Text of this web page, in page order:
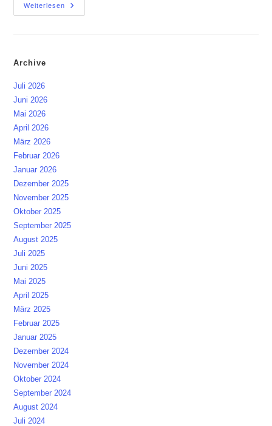
Weiterlesen
NiceHash
60
Archive
Juli 2026
Juni 2026
Mai 2026
April 2026
März 2026
Februar 2026
Januar 2026
Dezember 2025
November 2025
Oktober 2025
September 2025
August 2025
Juli 2025
Juni 2025
Mai 2025
April 2025
März 2025
Februar 2025
Januar 2025
Dezember 2024
November 2024
Oktober 2024
September 2024
August 2024
Juli 2024